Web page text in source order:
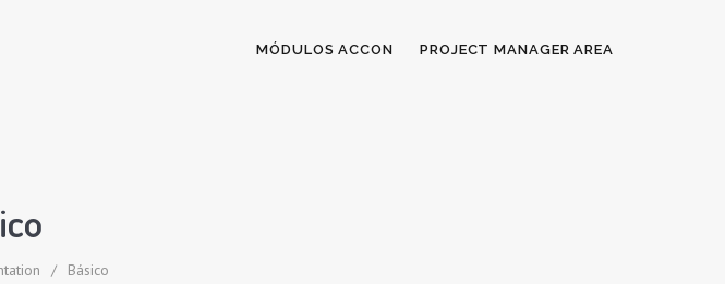
MÓDULOS ACCON PROJECT MANAGER AREA
/ Básico